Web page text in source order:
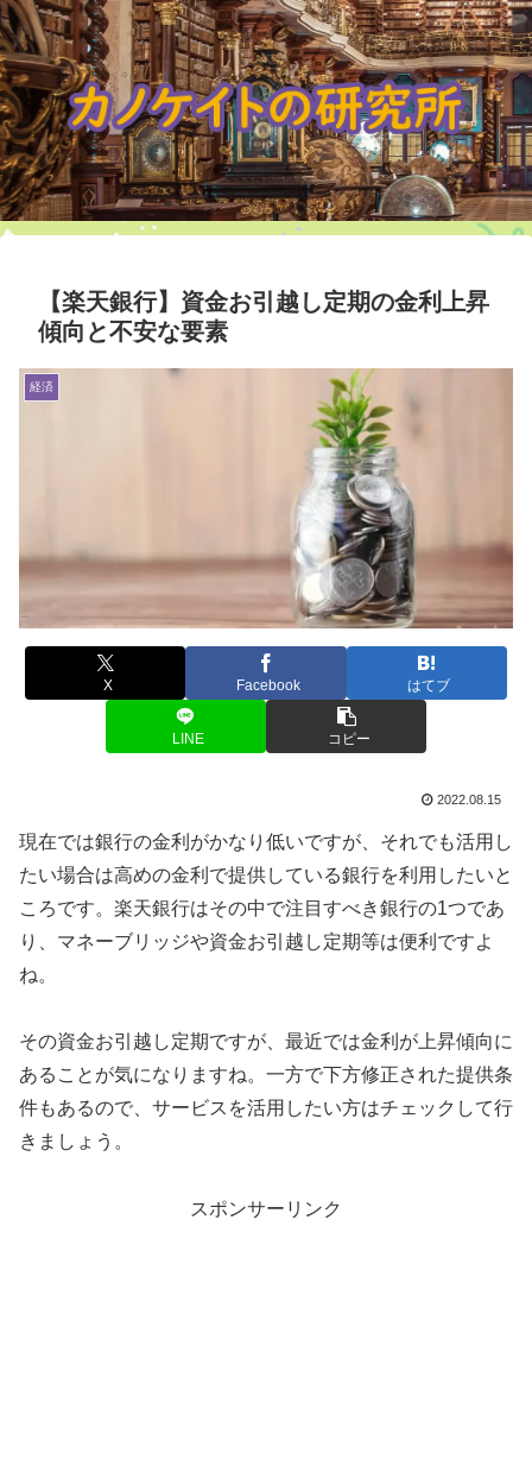
【楽天銀行】資金お引越し定期の金利上昇
傾向と不安な要素
経済
X Facebook はてブ
LINE コピー
2022.08.15
現在では銀行の金利がかなり低いですが、それでも活用し
たい場合は高めの金利で提供している銀行を利用したいと
ころです。楽天銀行はその中で注目すべき銀行の1つであ
り、マネーブリッジや資金お引越し定期等は便利ですよ
ね。
その資金お引越し定期ですが、最近では金利が上昇傾向に
あることが気になりますね。一方で下方修正された提供条
件もあるので、サービスを活用したい方はチェックして行
きましょう。
スポンサーリンク